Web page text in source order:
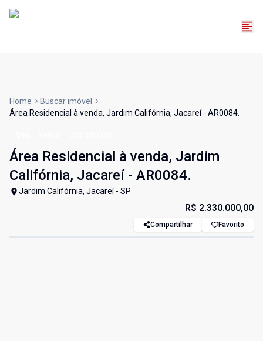
Home
Buscar imóvel
Área Residencial à venda, Jardim Califórnia, Jacareí - AR0084.
Área Residencial à venda, Jardim
Califórnia, Jacareí - AR0084.
Jardim Califórnia, Jacareí - SP
R$ 2.330.000,00
Compartilhar Favorito